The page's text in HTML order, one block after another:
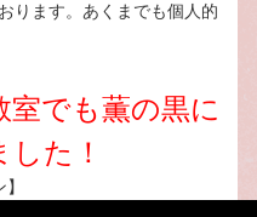
ります。あくまでも個人的
室でも薫の黒に
た！